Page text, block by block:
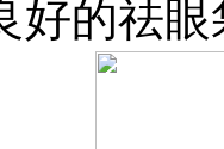
好的祛